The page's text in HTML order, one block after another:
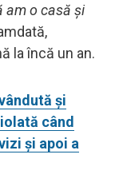
am o casă și
la încă un an.
și
când
și apoi a